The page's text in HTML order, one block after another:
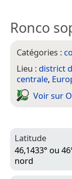
Ronco
Catégories :
Lieu : district
centrale,
Voir sur
Latitude
46,1433° ou
nord